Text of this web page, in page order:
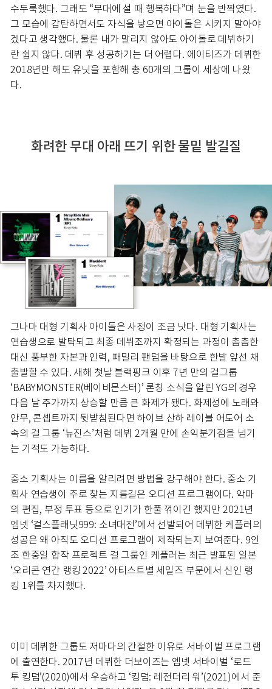
수두룩했다. 그래도 “무대에 설 때 행복하다”며 눈을 반짝였다.
그 모습에 감탄하면서도 자식을 낳으면 아이돌은 시키지 말아야
겠다고 생각했다. 물론 내가 말리지 않아도 아이돌로 데뷔하기
란 쉽지 않다. 데뷔 후 성공하기는 더 어렵다. 에이티즈가 데뷔한
2018년만 해도 유닛을 포함해 총 60개의 그룹이 세상에 나왔
다.
화려한 무대 아래 뜨기 위한 물밑 발길질
그나마 대형 기획사 아이돌은 사정이 조금 낫다. 대형 기획사는
연습생으로 발탁되고 최종 데뷔조까지 확정되는 과정이 촘촘한
대신 풍부한 자본과 인력, 패밀리 팬덤을 바탕으로 한발 앞선 채
출발할 수 있다. 새해 첫날 블랙핑크 이후 7년 만의 걸그룹
‘BABYMONSTER(베이비몬스터)’ 론칭 소식을 알린 YG의 경우
다음 날 주가까지 상승할 만큼 큰 화제가 됐다. 화제성에 노래와
안무, 콘셉트까지 뒷받침된다면 하이브 산하 레이블 어도어 소
속의 걸 그룹 ‘뉴진스’처럼 데뷔 2개월 만에 손익분기점을 넘기
는 기적도 가능하다.
중소 기획사는 이름을 알리려면 방법을 강구해야 한다. 중소 기
획사 연습생이 주로 찾는 지름길은 오디션 프로그램이다. 악마
의 편집, 부정 투표 등으로 인기가 한풀 꺾이긴 했지만 2021년
엠넷 ‘걸스플래닛999: 소녀대전’에서 선발되어 데뷔한 케플러의
성공은 왜 아직도 오디션 프로그램이 제작되는지 보여준다. 9인
조 한중일 합작 프로젝트 걸 그룹인 케플러는 최근 발표된 일본
‘오리콘 연간 랭킹 2022’ 아티스트별 세일즈 부문에서 신인 랭
킹 1위를 차지했다.
이미 데뷔한 그룹도 저마다의 간절한 이유로 서바이벌 프로그램
에 출연한다. 2017년 데뷔한 더보이즈는 엠넷 서바이벌 ‘로드
투 킹덤’(2020)에서 우승하고 ‘킹덤: 레전더리 워’(2021)에서 준